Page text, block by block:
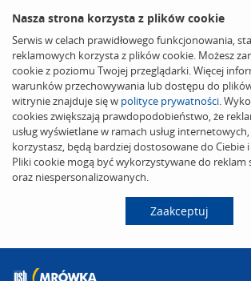
Nasza strona korzysta z plików cookie
Serwis w celach prawidłowego funkcjonowania,
reklamowych korzysta z plików cookie. Możesz
cookie z poziomu Twojej przeglądarki. Więcej
warunków przechowywania lub dostępu do
witrynie znajduje się w polityce prywatności.
cookies zwiększają prawdopodobieństwo, że
usług wyświetlane w ramach usług
korzystasz, będą bardziej dostosowane do Ciebie
Pliki cookie mogą być wykorzystywane do reklam
oraz niespersonalizowanych.
Zaakceptuj